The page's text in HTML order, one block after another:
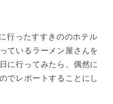
行ったすすきののホテル
ているラーメン屋さんを
に行ってみたら、偶然に
でレポートすることにし